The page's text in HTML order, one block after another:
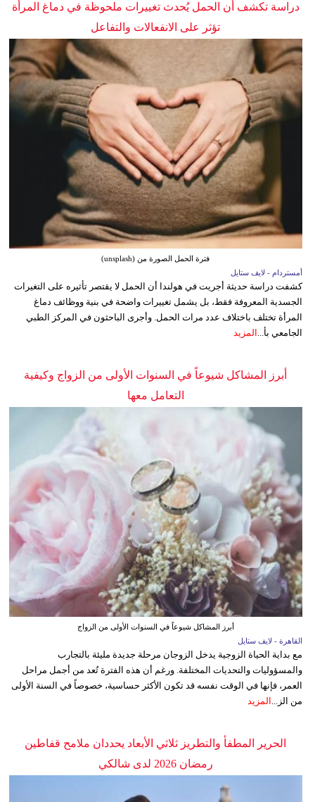
دراسة تكشف أن الحمل يُحدث تغييرات ملحوظة في دماغ المرأة
تؤثر على الانفعالات والتفاعل
فترة الحمل الصورة من (unsplash)
أمستردام - لايف ستايل
كشفت دراسة حديثة أجريت في هولندا أن الحمل لا يقتصر تأثيره على التغيرات
الجسدية المعروفة فقط، بل يشمل تغييرات واضحة في بنية ووظائف دماغ
المرأة تختلف باختلاف عدد مرات الحمل. وأجرى الباحثون في المركز الطبي
الجامعي بأ... المزيد
أبرز المشاكل شيوعاً في السنوات الأولى من الزواج وكيفية
التعامل معها
أبرز المشاكل شيوعاً في السنوات الأولى من الزواج
القاهرة - لايف ستايل
مع بداية الحياة الزوجية يدخل الزوجان مرحلة جديدة مليئة بالتجارب
والمسؤوليات والتحديات المختلفة. ورغم أن هذه الفترة تُعد من أجمل مراحل
العمر، فإنها في الوقت نفسه قد تكون الأكثر حساسية، خصوصاً في السنة الأولى
من الز...
المزيد
الحرير المطفأ والتطريز ثلاثي الأبعاد يحددان ملامح قفاطين
رمضان 2026 لدى شالكي